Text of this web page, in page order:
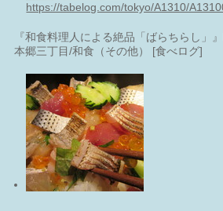
https://tabelog.com/tokyo/A1310/
『和食料理人による絶品「ばらちらし」
本郷三丁目/和食（その他） [食べログ]